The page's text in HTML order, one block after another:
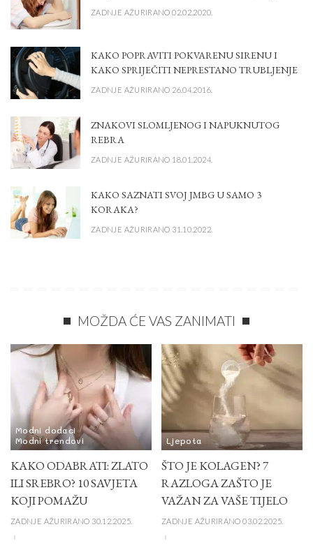
ZADNJE AŽURIRANO 02.02.2020.
KAKO POPRAVITI POKVARENU SIRENU I
KAKO SPRIJEČITI NEPRESTANO TRUBLJENJE
ZADNJE AŽURIRANO 26.04.2016.
ZNAKOVI SLOMLJENOG I NAPUKNUTOG
REBRA
ZADNJE AŽURIRANO 18.01.2024.
KAKO SAZNATI SVOJ JMBG U SAMO 3
KORAKA?
ZADNJE AŽURIRANO 31.10.2022.
MOŽDA ĆE VAS ZANIMATI
Modni dodaci
Modni trendovi
KAKO ODABRATI: ZLATO
ILI SREBRO? 10 SAVJETA
KOJI POMAŽU
ZADNJE AŽURIRANO 30.12.2025.
Ljepota
ŠTO JE KOLAGEN? 7
RAZLOGA ZAŠTO JE
VAŽAN ZA VAŠE TIJELO
ZADNJE AŽURIRANO 03.02.2025.